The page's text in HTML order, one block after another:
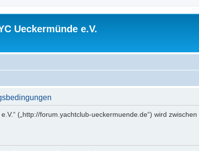
Ueckermünde e.V.
(„http://forum.yachtclub-ueckermuende.de“) wird